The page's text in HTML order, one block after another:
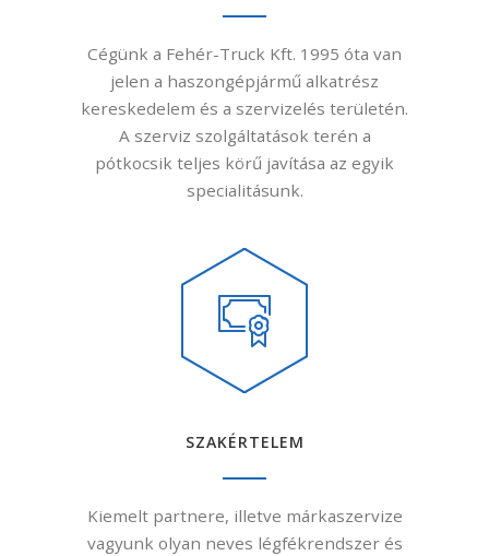
Cégünk a Fehér-Truck Kft. 1995 óta van
jelen a haszongépjármű alkatrész
kereskedelem és a szervizelés területén.
A szerviz szolgáltatások terén a
pótkocsik teljes körű javítása az egyik
specialitásunk.
SZAKÉRTELEM
Kiemelt partnere, illetve márkaszervize
vagyunk olyan neves légfékrendszer és